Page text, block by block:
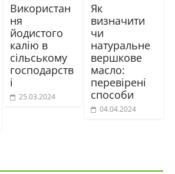
Використан
ня
йодистого
калію в
сільському
господарств
і
25.03.2024
Як
визначити
чи
натуральне
вершкове
масло:
перевірені
способи
04.04.2024